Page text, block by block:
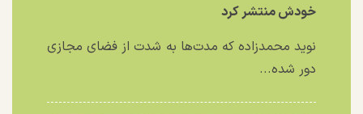
خودش منتشر کرد
نوید محمدزاده که مدت‌ها به شدت از فضای مجازی
دور شده...